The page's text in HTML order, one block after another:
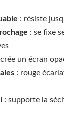
: résiste
: se fixe
crée un écran
: rouge
: supporte la